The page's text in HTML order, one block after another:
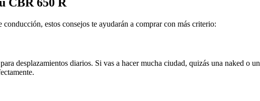
CBR 650 R
estos consejos te ayudarán a comprar con más criterio:
desplazamientos diarios. Si vas a hacer mucha ciudad, quizás una naked o